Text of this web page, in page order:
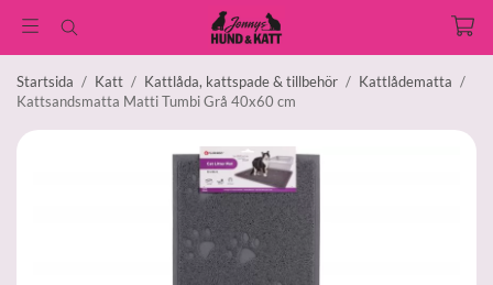
Startsida / Katt / Kattlåda, kattspade & tillbehör / Kattlådematta /
Kattsandsmatta Matti Tumbi Grå 40x60 cm